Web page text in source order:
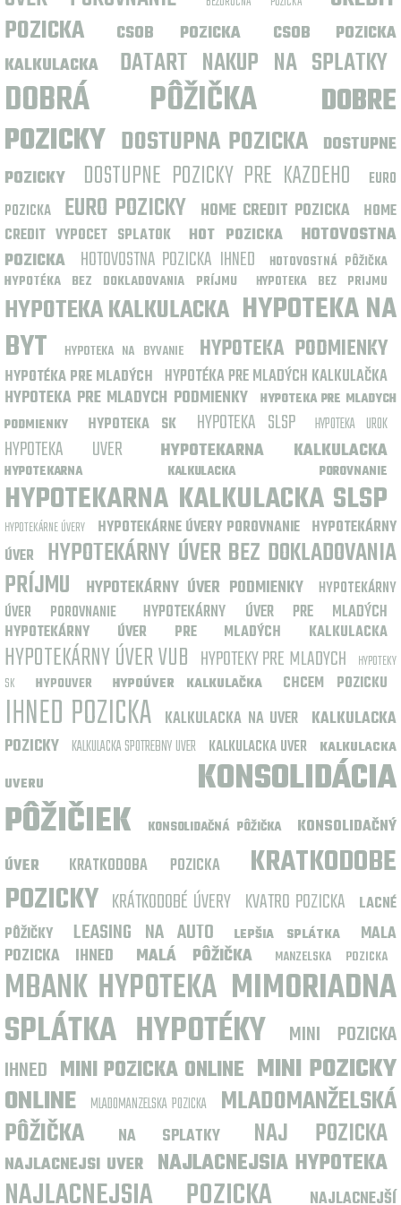
POZICKA
CSOB POZICKA
CSOB POZICKA
KALKULACKA
DATART NAKUP NA SPLATKY
DOBRÁ PÔŽIČKA
DOBRE
POZICKY DOSTUPNA POZICKA
DOSTUPNE
POZICKY
DOSTUPNE POZICKY PRE KAZDEHO
EURO
POZICKA
EURO POZICKY HOME CREDIT POZICKA
HOME
CREDIT VYPOCET SPLATOK
HOT POZICKA
HOTOVOSTNA
POZICKA
HOTOVOSTNA POZICKA IHNED HOTOVOSTNÁ PÔŽIČKA
HYPOTÉKA BEZ DOKLADOVANIA PRÍJMU HYPOTEKA BEZ PRIJMU
HYPOTEKA KALKULACKA HYPOTEKA NA
BYT
HYPOTEKA NA BYVANIE HYPOTEKA PODMIENKY
HYPOTÉKA PRE MLADÝCH HYPOTÉKA PRE MLADÝCH KALKULAČKA
HYPOTEKA PRE MLADYCH PODMIENKY
HYPOTEKA PRE MLADYCH
PODMIENKY
HYPOTEKA SK HYPOTEKA SLSP HYPOTEKA UROK
HYPOTEKA UVER HYPOTEKARNA KALKULACKA
HYPOTEKARNA KALKULACKA POROVNANIE
HYPOTEKARNA KALKULACKA SLSP
HYPOTEKÁRNE ÚVERY HYPOTEKÁRNE ÚVERY POROVNANIE HYPOTEKÁRNY
ÚVER
HYPOTEKÁRNY ÚVER BEZ DOKLADOVANIA
PRÍJMU
HYPOTEKÁRNY ÚVER PODMIENKY
HYPOTEKÁRNY
ÚVER POROVNANIE
HYPOTEKÁRNY ÚVER PRE MLADÝCH
HYPOTEKÁRNY ÚVER PRE MLADÝCH KALKULACKA
HYPOTEKÁRNY ÚVER VUB HYPOTEKY PRE MLADYCH
HYPOTEKY
SK
HYPOUVER HYPOÚVER KALKULAČKA CHCEM POZICKU
IHNED POZICKA KALKULACKA NA UVER KALKULACKA
POZICKY KALKULACKA SPOTREBNY UVER KALKULACKA UVER
KALKULACKA
UVERU
KONSOLIDÁCIA
PÔŽIČIEK
KONSOLIDAČNÁ PÔŽIČKA
KONSOLIDAČNÝ
ÚVER
KRATKODOBA POZICKA
KRATKODOBE
POZICKY KRÁTKODOBÉ ÚVERY KVATRO POZICKA
LACNÉ
PÔŽIČKY
LEASING NA AUTO LEPŠIA SPLÁTKA
MALA
POZICKA IHNED
MALÁ PÔŽIČKA MANZELSKA POZICKA
MBANK HYPOTEKA MIMORIADNA
SPLÁTKA HYPOTÉKY
MINI POZICKA
IHNED MINI POZICKA ONLINE MINI POZICKY
ONLINE
MLADOMANZELSKA POZICKA
MLADOMANŽELSKÁ
PÔŽIČKA
NA SPLATKY NAJ POZICKA
NAJLACNEJSI UVER NAJLACNEJSIA HYPOTEKA
NAJLACNEJSIA POZICKA NAJLACNEJŠÍ